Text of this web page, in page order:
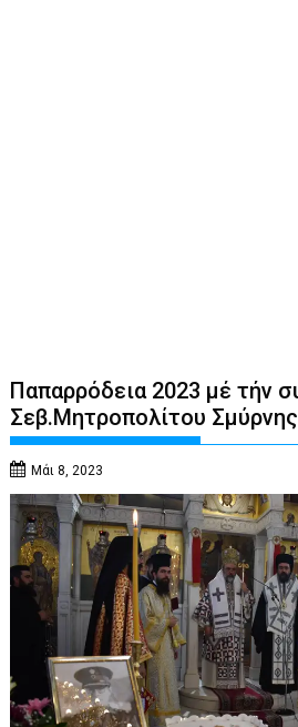
Παπαρρόδεια 2023 μέ τήν
Σεβ.Μητροπολίτου
Μάι 8, 2023